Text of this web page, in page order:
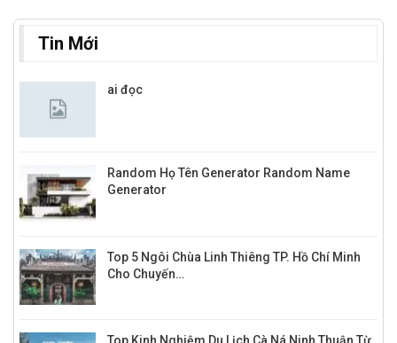
Tin Mới
ai đọc
Random Họ Tên Generator Random Name
Generator
Top 5 Ngôi Chùa Linh Thiêng TP. Hồ Chí Minh
Cho Chuyến…